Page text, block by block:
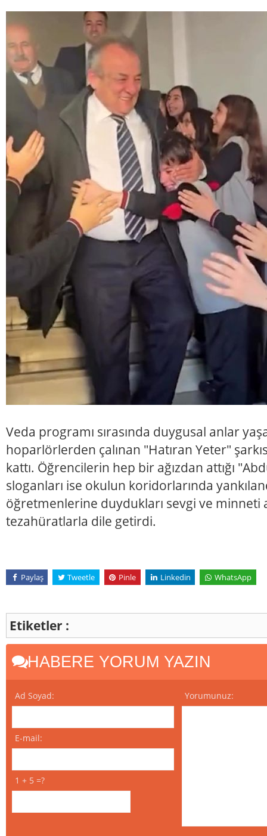
Veda programı sırasında duygusal anlar
hoparlörlerden çalınan "Hatıran Yeter"
kattı. Öğrencilerin hep bir ağızdan attığı
sloganları ise okulun koridorlarında
öğretmenlerine duydukları sevgi ve minneti
tezahüratlarla dile getirdi.
Paylaş Tweetle Pinle Linkedin WhatsApp
Etiketler :
HABERE YORUM YAZIN
Ad Soyad:
E-mail:
1 + 5 =?
Yorumunuz: